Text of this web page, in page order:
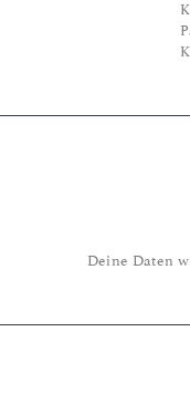
Deine Daten